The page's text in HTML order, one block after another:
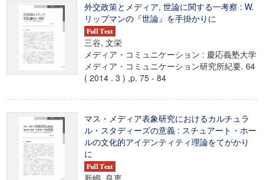
外交政策とメディア, 世論に関する一考察 : W.
リップマンの『世論』を手掛かりに
三谷, 文栄
メディア・コミュニケーション : 慶応義塾大学
メディア・コミュニケーション研究所紀要. 64
( 2014 . 3 ) ,p. 75 - 84
マス・メディア表象研究におけるカルチュラ
ル・スタディーズの意義 : スチュアート・ホー
ルの文化的アイデンティティ理論をてがかり
に